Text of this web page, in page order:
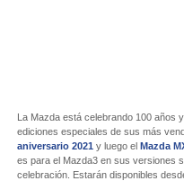
La Mazda está celebrando 100 años
ediciones especiales de sus más
aniversario 2021 y luego el Mazda
es para el Mazda3 en sus versiones
celebración. Estarán disponibles